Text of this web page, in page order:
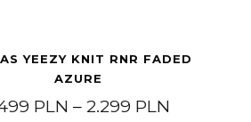
YEEZY KNIT RNR FADED
AZURE
PLN – 2.299 PLN